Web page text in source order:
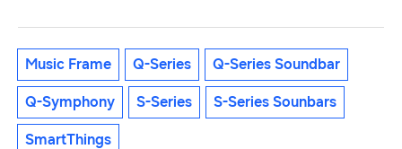
Music Frame Q-Series Q-Series Soundbar
Q-Symphony S-Series S-Series Sounbars
SmartThings